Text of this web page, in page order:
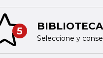
5
Seleccione y
slide